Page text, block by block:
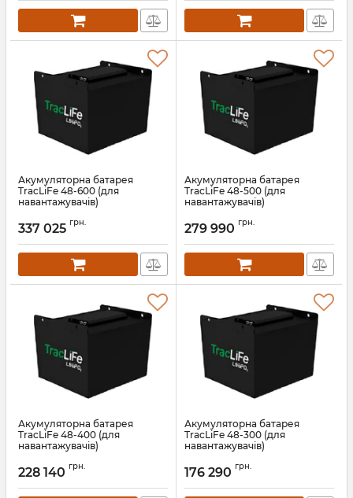
Акумуляторна батарея
TracLiFe 48-600 (для
навантажувачів)
337 025 грн.
Акумуляторна батарея
TracLiFe 48-500 (для
навантажувачів)
279 990 грн.
Акумуляторна батарея
TracLiFe 48-400 (для
навантажувачів)
228 140 грн.
Акумуляторна батарея
TracLiFe 48-300 (для
навантажувачів)
176 290 грн.